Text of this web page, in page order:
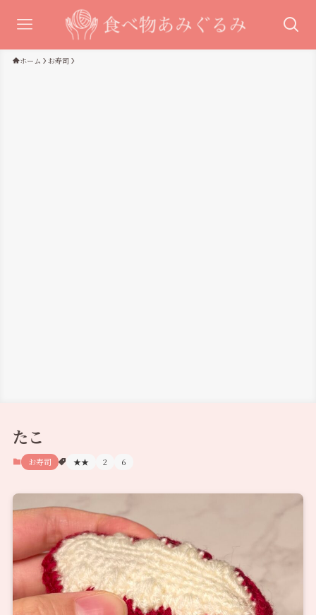
ホーム お寿司
たこ
お寿司 ★★ 2 6